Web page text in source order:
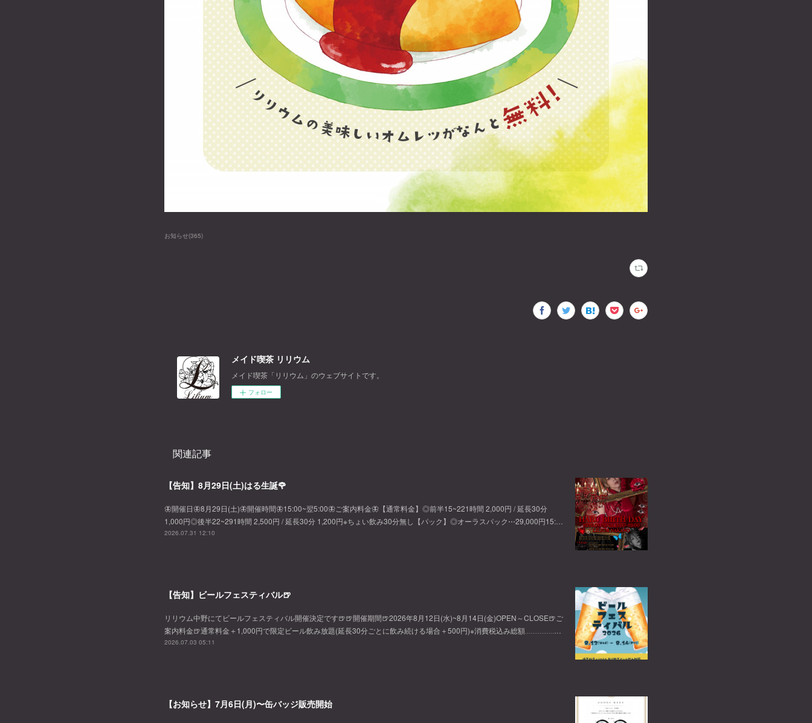
お知らせ(365)
メイド喫茶 リリウム
メイド喫茶「リリウム」のウェブサイトです。
フォロー
関連記事
【告知】8月29日(土)はる生誕🌹
🦋開催日🦋8月29日(土)🦋開催時間🦋15:00~翌5:00🦋ご案内料金🦋【通常料金】◎前半15~221時間 2,000円 / 延長30分
1,000円◎後半22~291時間 2,500円 / 延長30分 1,200円※ちょい飲み30分無し【パック】◎オーラスパック⋯29,000円15:…
2026.07.31 12:10
【告知】ビールフェスティバル🍺
リリウム中野にてビールフェスティバル開催決定です🍺🍺開催期間🍺2026年8月12日(水)~8月14日(金)OPEN～CLOSE🍺ご
案内料金🍺通常料金＋1,000円で限定ビール飲み放題(延長30分ごとに飲み続ける場合＋500円)※消費税込み総額‥‥‥‥‥‥‥‥…
2026.07.03 05:11
【お知らせ】7月6日(月)〜缶バッジ販売開始